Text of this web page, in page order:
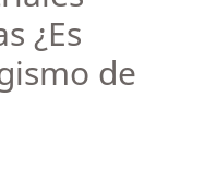
¿Es
de